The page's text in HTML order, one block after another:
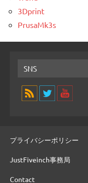
3Dprint
PrusaMk3s
SNS
プライバシーポリシー
JustFiveinch事務局
Contact